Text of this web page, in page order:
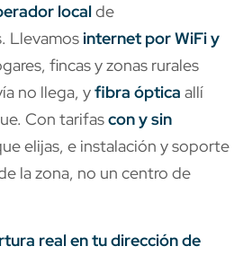
localde
Llevamos internet por WiFi y
fincas y zonas rurales
no llega, yfibra óptica allí
Con tarifascon y sin
elijas, e instalación y soporte
la zona, no un centro de
real en tu dirección de